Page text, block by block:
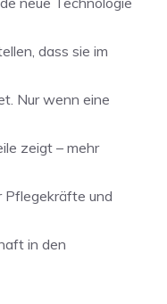
dass sie im
Nur wenn eine
zeigt – mehr
Pflegekräfte und
in den